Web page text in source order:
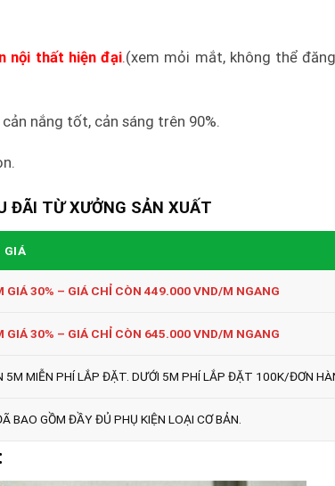
nội thất hiện đại.(xem mỏi mắt, không thể
nắng tốt, cản sáng trên 90%.
ĐÃI TỪ XƯỞNG SẢN XUẤT
GIÁ
GIÁ 30% – GIÁ CHỈ CÒN 449.000 VND/M NGANG
GIÁ 30% – GIÁ CHỈ CÒN 645.000 VND/M NGANG
5M MIỄN PHÍ LẮP ĐẶT. DƯỚI 5M PHÍ LẮP ĐẶT 100K/ĐƠN
BAO GỒM ĐẦY ĐỦ PHỤ KIỆN LOẠI CƠ BẢN.